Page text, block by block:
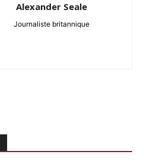
Alexander Seale
Journaliste britannique